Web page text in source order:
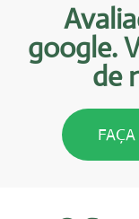
google.
de